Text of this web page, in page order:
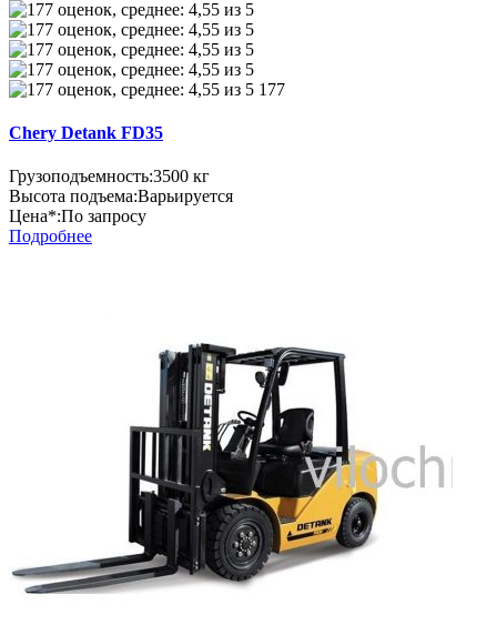
177
Chery Detank FD35
Грузоподъемность:3500 кг
Высота подъема:Варьируется
Цена*:По запросу
Подробнее